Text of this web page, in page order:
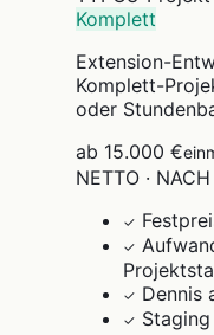
Komplett
Extension-
Komplett-
oder
ab 15.000 €
NETTO ·
✓
✓
✓ Dennis
✓